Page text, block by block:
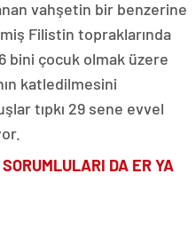
vahşetin bir benzerine
Filistin topraklarında
bini çocuk olmak üzere
katledilmesini
tıpkı 29 sene evvel
DA ER YA